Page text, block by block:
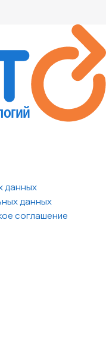
данных
данных
соглашение